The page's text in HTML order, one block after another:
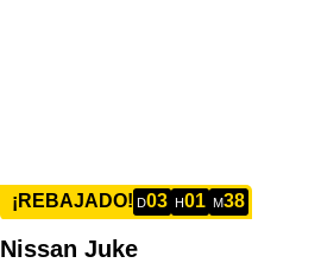
¡REBAJADO! D03 H01 M38
Nissan Juke